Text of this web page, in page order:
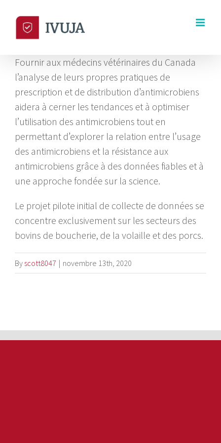
content
Fournir aux médecins vétérinaires du Canada
l’analyse de leurs propres pratiques de
prescription et de distribution d’antimicrobiens
aidera à cerner les tendances et à optimiser
l’utilisation des antimicrobiens tout en
permettant d’explorer la relation entre l’usage
des antimicrobiens et la résistance aux
antimicrobiens grâce à des données fiables et à
une approche fondée sur la science.
Le projet pilote initial de collecte de données se
concentre exclusivement sur les secteurs des
bovins de boucherie, de la volaille et des porcs.
By scott8047 | novembre 13th, 2020